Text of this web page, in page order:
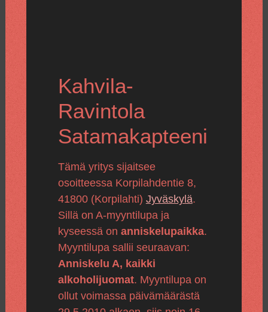
Kahvila-
Ravintola
Satamakapteeni
Tämä yritys sijaitsee
osoitteessa Korpilahdentie 8,
41800 (Korpilahti) Jyväskylä.
Sillä on A-myyntilupa ja
kyseessä on anniskelupaikka.
Myyntilupa sallii seuraavan:
Anniskelu A, kaikki
alkoholijuomat. Myyntilupa on
ollut voimassa päivämäärästä